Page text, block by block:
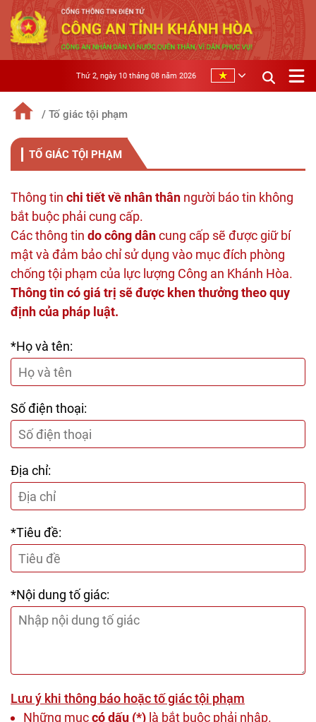
Thứ 2, ngày 10 tháng 08 năm 2026
/ Tố giác tội phạm
TỐ GIÁC TỘI PHẠM
Thông tin chi tiết về nhân thân người báo tin không
bắt buộc phải cung cấp.
Các thông tin do công dâncung cấp sẽ được giữ bí
mật và đảm bảo chỉ sử dụng vào mục đích phòng
chống tội phạm của lực lượng Công an Khánh Hòa.
Thông tin có giá trị sẽ được khen thưởng theo quy
định của pháp luật.
*Họ và tên:
Số điện thoại:
Địa chỉ:
*Tiêu đề:
*Nội dung tố giác:
Lưu ý khi thông báo hoặc tố giác tội phạm
Những mụccó dấu (*) là bắt buộc phải nhập.